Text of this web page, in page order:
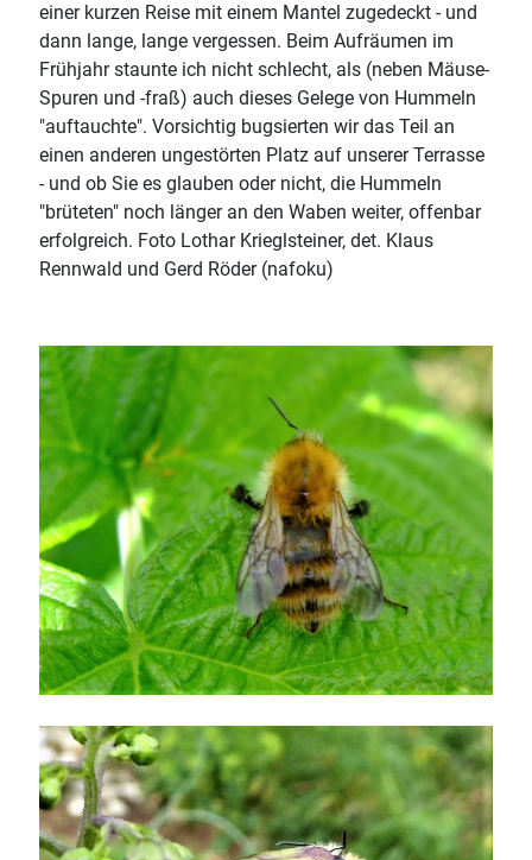
einer kurzen Reise mit einem Mantel zugedeckt - und
dann lange, lange vergessen. Beim Aufräumen im
Frühjahr staunte ich nicht schlecht, als (neben Mäuse-
Spuren und -fraß) auch dieses Gelege von Hummeln
"auftauchte". Vorsichtig bugsierten wir das Teil an
einen anderen ungestörten Platz auf unserer Terrasse
- und ob Sie es glauben oder nicht, die Hummeln
"brüteten" noch länger an den Waben weiter, offenbar
erfolgreich. Foto Lothar Krieglsteiner, det. Klaus
Rennwald und Gerd Röder (nafoku)